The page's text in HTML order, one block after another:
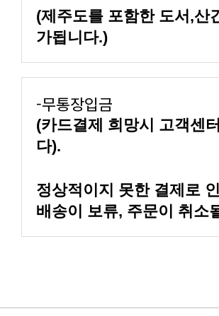
가됩니다.)
-무통장입금
다).
배송이 보류, 주문이 취소